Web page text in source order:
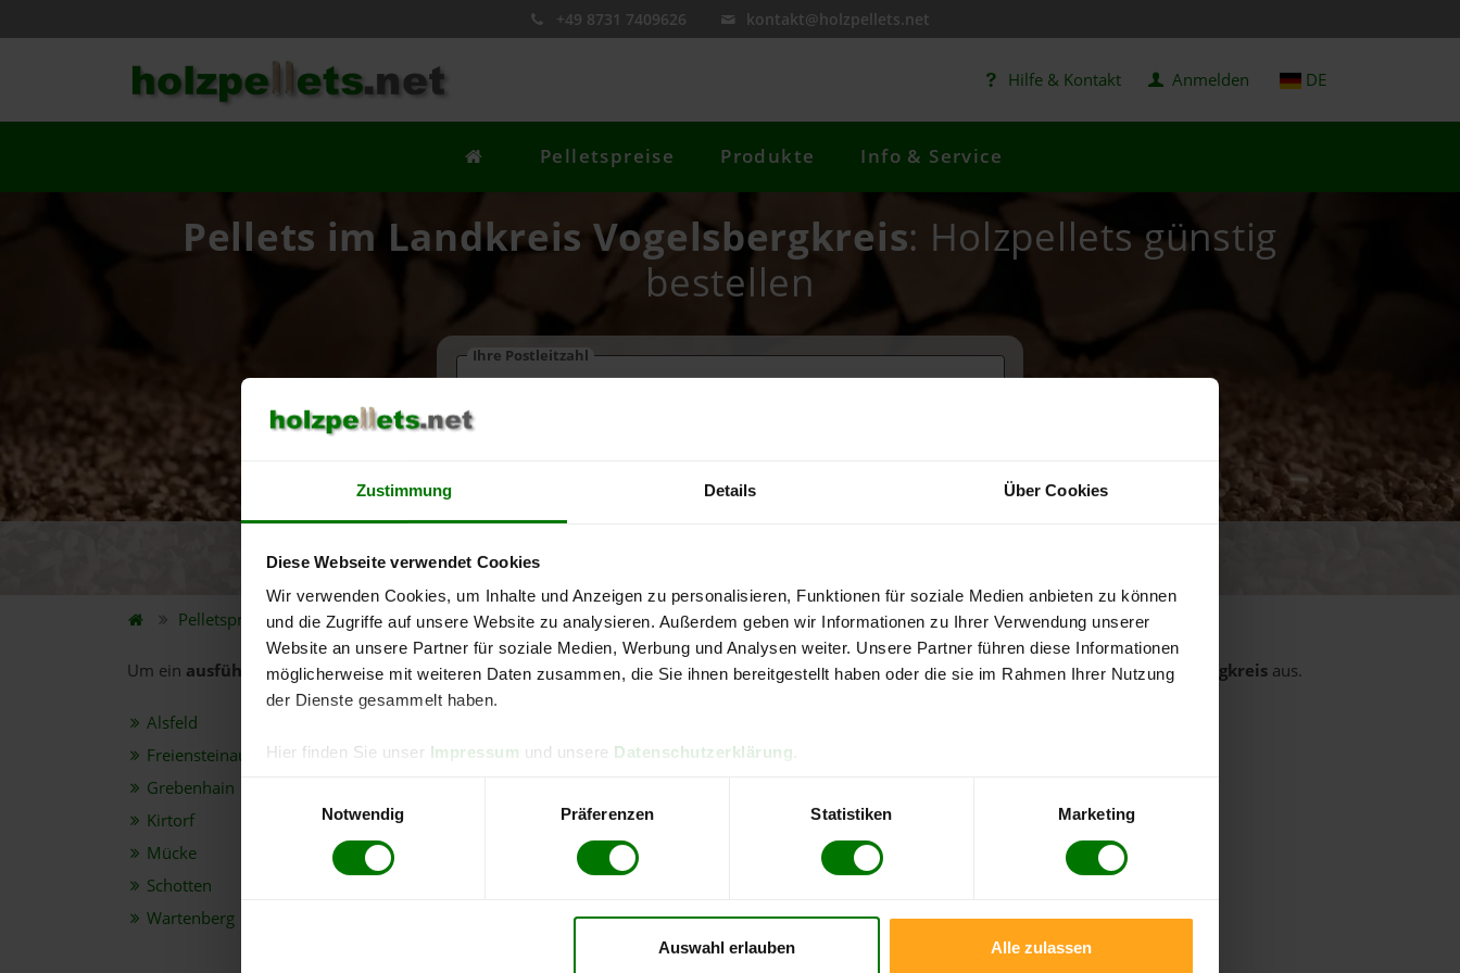
Zustimmung Details Über Cookies
Diese Webseite verwendet Cookies
Wir verwenden Cookies, um Inhalte und Anzeigen zu personalisieren, Funktionen für soziale Medien anbieten zu können
und die Zugriffe auf unsere Website zu analysieren. Außerdem geben wir Informationen zu Ihrer Verwendung unserer
Website an unsere Partner für soziale Medien, Werbung und Analysen weiter. Unsere Partner führen diese Informationen
möglicherweise mit weiteren Daten zusammen, die Sie ihnen bereitgestellt haben oder die sie im Rahmen Ihrer Nutzung
der Dienste gesammelt haben.
Hier finden Sie unser Impressum und unsere Datenschutzerklärung
Notwendig
Präferenzen Statistiken Marketing
Auswahl erlauben Alle zulassen
+49 8731 7409626 kontakt@holzpellets.net
Hilfe & Kontakt Anmelden DE
Pelletspreise Produkte Info & Service
Pellets im Landkreis Vogelsbergkreis: Holzpellets günstig
bestellen
Ihre Postleitzahl
5.090 Bewertungen
Pelletspreise BundeslandHessen Landkreis Vogelsbergkreis
Um ein ausführliches Preisangebotundnähere Pellets-Informationenzu erhalten, wählen Sie bitteIhren Ortaus dem LandkreisVogelsbergkreis aus.
Alsfeld
Freiensteinau
Gemünden (Felda)
Grebenhain
Kirtorf
Lauterbach (Hessen)
Lautertal (Vogelsberg)
Mücke
Romrod
Schotten
Wartenberg